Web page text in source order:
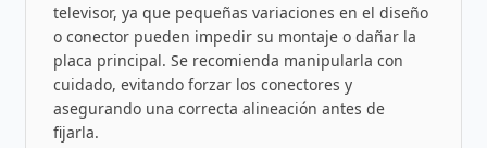
televisor, ya que pequeñas variaciones en el diseño
o conector pueden impedir su montaje o dañar la
placa principal. Se recomienda manipularla con
cuidado, evitando forzar los conectores y
asegurando una correcta alineación antes de
fijarla.